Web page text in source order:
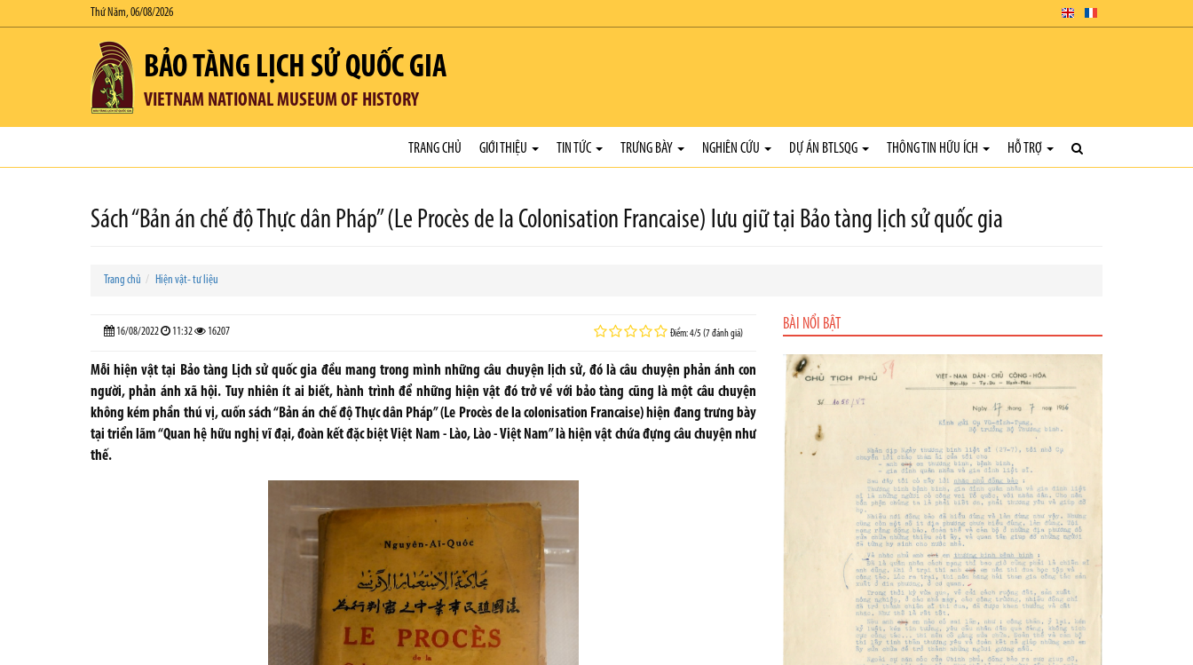
Thứ Năm, 06/08/2026
BẢO TÀNG LỊCH SỬ QUỐC GIA
VIETNAM NATIONAL MUSEUM OF HISTORY
TRANG CHỦ GIỚI THIỆU TIN TỨC TRƯNG BÀY NGHIÊN CỨU DỰ ÁN BTLSQG THÔNG TIN HỮU ÍCH HỖ TRỢ
Sách “Bản án chế độ Thực dân Pháp” (Le Procès de la Colonisation Francaise) lưu giữ tại Bảo tàng lịch sử quốc gia
Trang chủ Hiện vật- tư liệu
16/08/2022 11:32 16207 Điểm: 4/5 (7 đánh giá)
Mỗi hiện vật tại Bảo tàng Lịch sử quốc gia đều mang trong mình những câu chuyện lịch sử, đó là câu chuyện phản ánh con
người, phản ánh xã hội. Tuy nhiên ít ai biết, hành trình để những hiện vật đó trở về với bảo tàng cũng là một câu chuyện
không kém phần thú vị, cuốn sách “Bản án chế độ Thực dân Pháp” (Le Procès de la colonisation Francaise) hiện đang trưng bày
tại triển lãm “Quan hệ hữu nghị vĩ đại, đoàn kết đặc biệt Việt Nam - Lào, Lào - Việt Nam” là hiện vật chứa đựng câu chuyện như
thế.
BÀI NỔI BẬT